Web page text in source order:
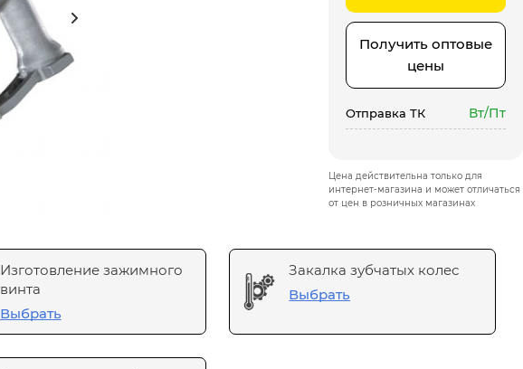
Получить оптовые
цены
Отправка ТК Вт/Пт
Цена действительна только для
интернет-магазина и может отличаться
от цен в розничных магазинах
Изготовление зажимного
винта
Выбрать
Закалка зубчатых колес
Выбрать